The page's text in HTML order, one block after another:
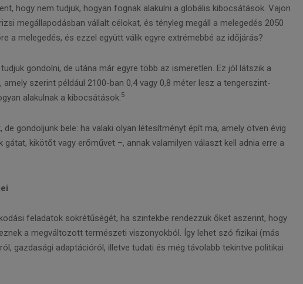
hogy nem tudjuk, hogyan fognak alakulni a globális kibocsátások. Vajon
megállapodásban vállalt célokat, és tényleg megáll a melegedés 2050
a melegedés, és ezzel együtt válik egyre extrémebbé az időjárás?
gondolni, de utána már egyre több az ismeretlen. Ez jól látszik a
szerint például 2100-ban 0,4 vagy 0,8 méter lesz a tengerszint-
alakulnak a kibocsátások.5
gondoljunk bele: ha valaki olyan létesítményt épít ma, amely ötven évig
kikötőt vagy erőművet –, annak valamilyen választ kell adnia erre a
feladatok sokrétűségét, ha szintekbe rendezzük őket aszerint, hogy
a megváltozott természeti viszonyokból. Így lehet szó fizikai (más
gazdasági adaptációról, illetve tudati és még távolabb tekintve politikai